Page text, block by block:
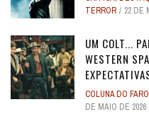
TERROR
22 DE
UM COLT...
WESTERN
COLUNA DO
DE MAIO DE 2026